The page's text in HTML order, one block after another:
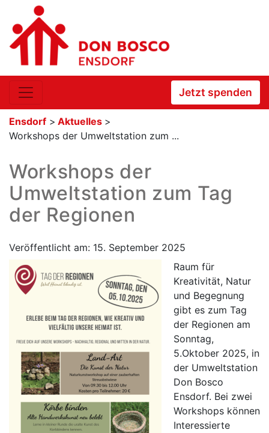
Jetzt spenden
Ensdorf > Aktuelles >
Workshops der Umweltstation zum ...
Workshops der
Umweltstation zum Tag
der Regionen
Veröffentlicht am: 15. September 2025
Raum für
Kreativität, Natur
und Begegnung
gibt es zum Tag
der Regionen am
Sonntag,
5.Oktober 2025, in
der Umweltstation
Don Bosco
Ensdorf. Bei zwei
Workshops können
Interessierte